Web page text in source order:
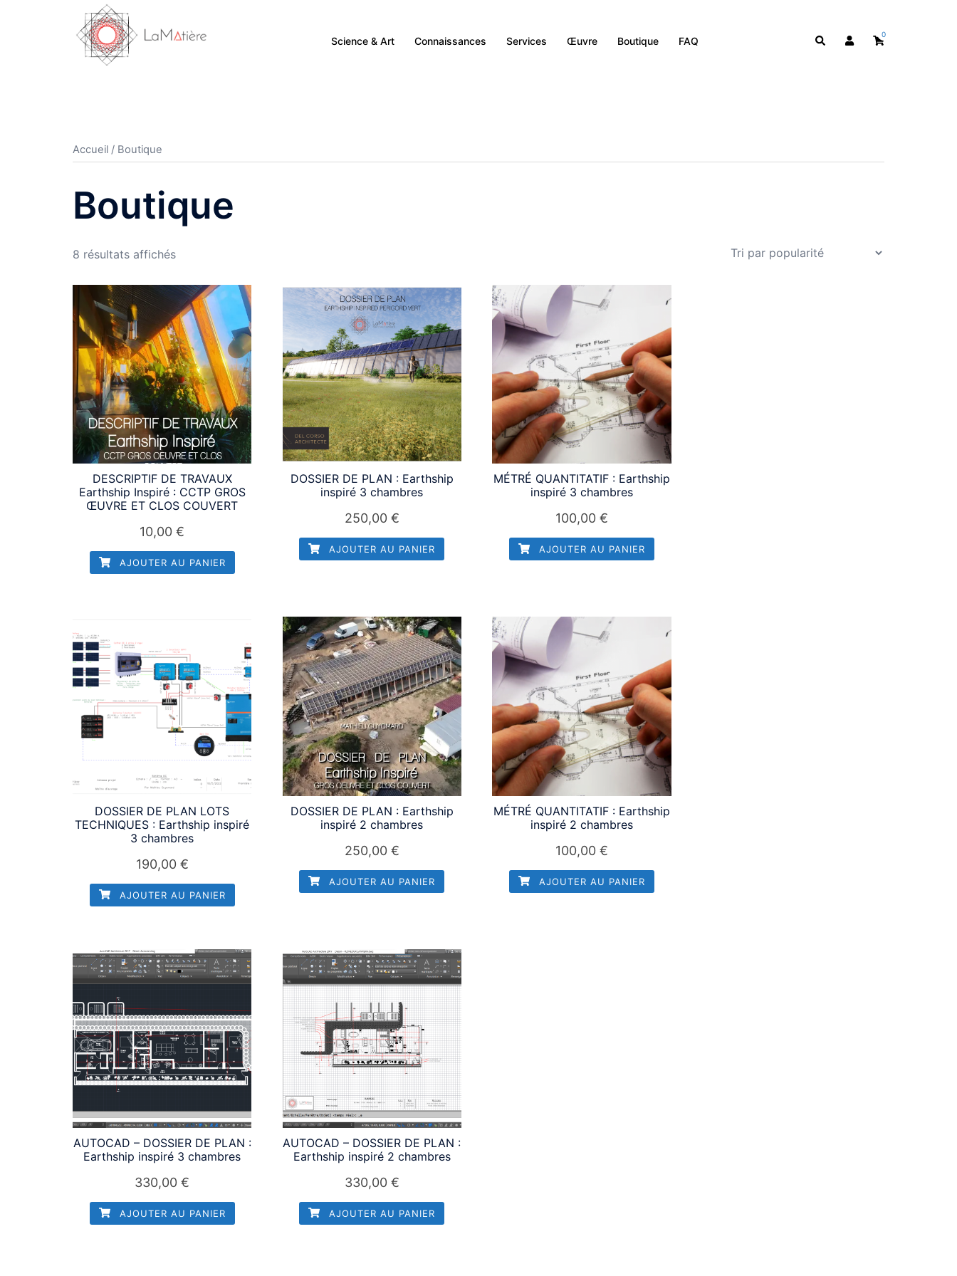
Science & Art Connaissances Services Œuvre Boutique FAQ Rechercher 0
Accueil / Boutique
Boutique
8 résultats affichésTrié
popularité
DESCRIPTIF DE TRAVAUX
Earthship Inspiré : CCTP GROS
ŒUVRE ET CLOS COUVERT
10,00€
AJOUTER AU PANIER
DOSSIER DE PLAN : Earthship
inspiré 3 chambres
250,00 €
AJOUTER AU PANIER
MÉTRÉ QUANTITATIF : Earthship
inspiré 3 chambres
100,00€
AJOUTER AU PANIER
DOSSIER DE PLAN LOTS
TECHNIQUES : Earthship inspiré
3 chambres
190,00 €
AJOUTER AU PANIER
DOSSIER DE PLAN : Earthship
inspiré 2 chambres
250,00 €
AJOUTER AU PANIER
MÉTRÉ QUANTITATIF : Earthship
inspiré 2 chambres
100,00€
AJOUTER AU PANIER
AUTOCAD – DOSSIER DE PLAN :
Earthship inspiré 3 chambres
330,00€
AJOUTER AU PANIER
AUTOCAD – DOSSIER DE PLAN :
Earthship inspiré 2 chambres
330,00 €
AJOUTER AU PANIER